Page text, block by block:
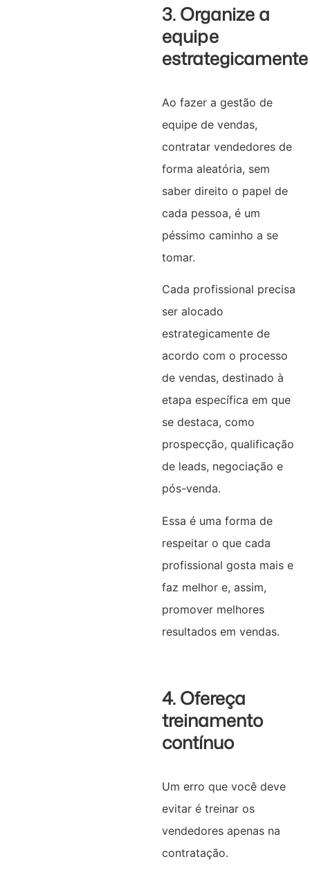
3. Organize a
equipe
estrategicamente
Ao fazer a gestão de
equipe de vendas,
contratar vendedores de
forma aleatória, sem
saber direito o papel de
cada pessoa, é um
péssimo caminho a se
tomar.
Cada profissional precisa
ser alocado
estrategicamente de
acordo com o processo
de vendas, destinado à
etapa específica em que
se destaca, como
prospecção, qualificação
de leads, negociação e
pós-venda.
Essa é uma forma de
respeitar o que cada
profissional gosta mais e
faz melhor e, assim,
promover melhores
resultados em vendas.
4. Ofereça
treinamento
contínuo
Um erro que você deve
evitar é treinar os
vendedores apenas na
contratação.